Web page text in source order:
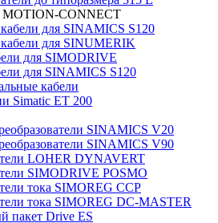
MOTION-CONNECT
для SINAMICS S120
для SINUMERIK
для SIMODRIVE
для SINAMICS S120
кабели
Simatic ET 200
SINAMICS V20
SINAMICS V90
LOHER DYNAVERT
SIMODRIVE POSMO
тока SIMOREG CCP
тока SIMOREG DC-MASTER
пакет Drive ES